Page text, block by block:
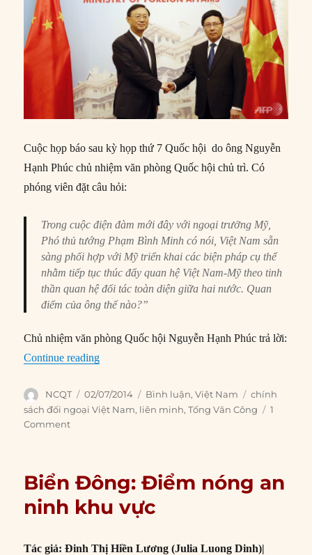
Cuộc họp báo sau kỳ họp thứ 7 Quốc hội do ông Nguyễn
Hạnh Phúc chủ nhiệm văn phòng Quốc hội chủ trì. Có
phóng viên đặt câu hỏi:
Trong cuộc điện đàm mới đây với ngoại trưởng Mỹ,
Phó thủ tướng Phạm Bình Minh có nói, Việt Nam sẵn
sàng phối hợp với Mỹ triển khai các biện pháp cụ thể
nhằm tiếp tục thúc đẩy quan hệ Việt Nam-Mỹ theo tinh
thần quan hệ đối tác toàn diện giữa hai nước. Quan
điểm của ông thế nào?”
Chủ nhiệm văn phòng Quốc hội Nguyễn Hạnh Phúc trả lời:
Continue reading“Việt Nam không cần đồng minh?”
Author
NCQT
Posted
on
02/07/2014 Categories
Bình luận,Việt Nam Tags
chính
sách đối ngoại Việt Nam, liên minh,Tống Văn Công
1
Comment
Biển Đông: Điểm nóng an
ninh khu vực
Tác giả: Đinh Thị Hiền Lương (Julia Luong Dinh)|